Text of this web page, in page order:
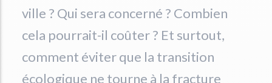
ville ? Qui sera concerné ? Combien
cela pourrait-il coûter ? Et surtout,
comment éviter que la transition
écologique ne tourne à la fracture